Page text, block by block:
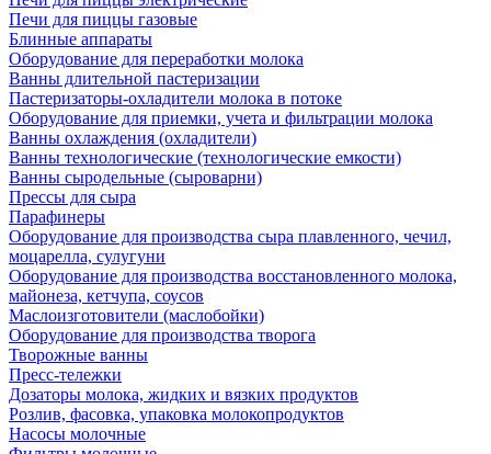
Печи для пиццы газовые
Блинные аппараты
Оборудование для переработки молока
Ванны длительной пастеризации
Пастеризаторы-охладители молока в потоке
Оборудование для приемки, учета и фильтрации молока
Ванны охлаждения (охладители)
Ванны технологические (технологические емкости)
Ванны сыродельные (сыроварни)
Прессы для сыра
Парафинеры
Оборудование для производства сыра плавленного, чечил,
моцарелла, сулугуни
Оборудование для производства восстановленного молока,
майонеза, кетчупа, соусов
Маслоизготовители (маслобойки)
Оборудование для производства творога
Творожные ванны
Пресс-тележки
Дозаторы молока, жидких и вязких продуктов
Розлив, фасовка, упаковка молокопродуктов
Насосы молочные